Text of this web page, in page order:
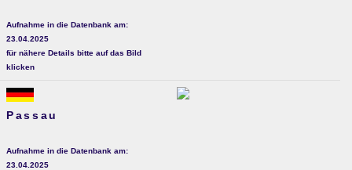
Aufnahme in die Datenbank am:
23.04.2025
für nähere Details bitte auf das Bild
klicken
Passau
Aufnahme in die Datenbank am:
23.04.2025